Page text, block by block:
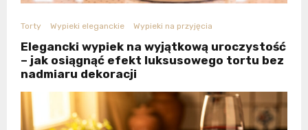
Torty Wypieki eleganckie Wypieki na przyjęcia
Elegancki wypiek na wyjątkową uroczystość
– jak osiągnąć efekt luksusowego tortu bez
nadmiaru dekoracji